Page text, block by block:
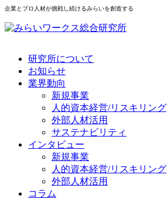
企業とプロ人材が挑戦し続けるみらいを創造する
研究所について
お知らせ
業界動向
新規事業
人的資本経営/リスキリング
外部人材活用
サステナビリティ
インタビュー
新規事業
人的資本経営/リスキリング
外部人材活用
コラム